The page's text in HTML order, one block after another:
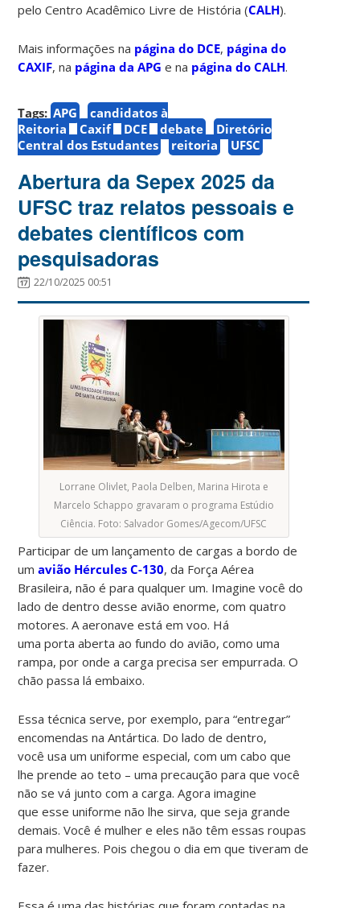
pelo Centro Acadêmico Livre de História (CALH).
Mais informações na página do DCE, página do
CAXIF, na página da APG e na página do CALH.
Tags: APG
candidatos à
Reitoria
Caxif DCE debate
Diretório
Central dos Estudantes
reitoria UFSC
Abertura da Sepex 2025 da
UFSC traz relatos pessoais e
debates científicos com
pesquisadoras
22/10/2025 00:51
Lorrane Olivlet, Paola Delben, Marina Hirota e
Marcelo Schappo gravaram o programa Estúdio
Ciência. Foto: Salvador Gomes/Agecom/UFSC
Participar de um lançamento de cargas a bordo de
umavião Hércules C-130, da Força Aérea
Brasileira, não é para qualquer um. Imagine você do
lado de dentro desse avião enorme, com quatro
motores. A aeronave está em voo. Há
uma porta aberta ao fundo do avião, como uma
rampa, por onde a carga precisa ser empurrada. O
chão passa lá embaixo.
Essa técnica serve, por exemplo, para “entregar”
encomendas na Antártica. Do lado de dentro,
você usa um uniforme especial, com um cabo que
lhe prende ao teto – uma precaução para que você
não se vá junto com a carga. Agora imagine
que esse uniforme não lhe sirva, que seja grande
demais. Você é mulher e eles não têm essas roupas
para mulheres. Pois chegou o dia em que tiveram de
fazer.